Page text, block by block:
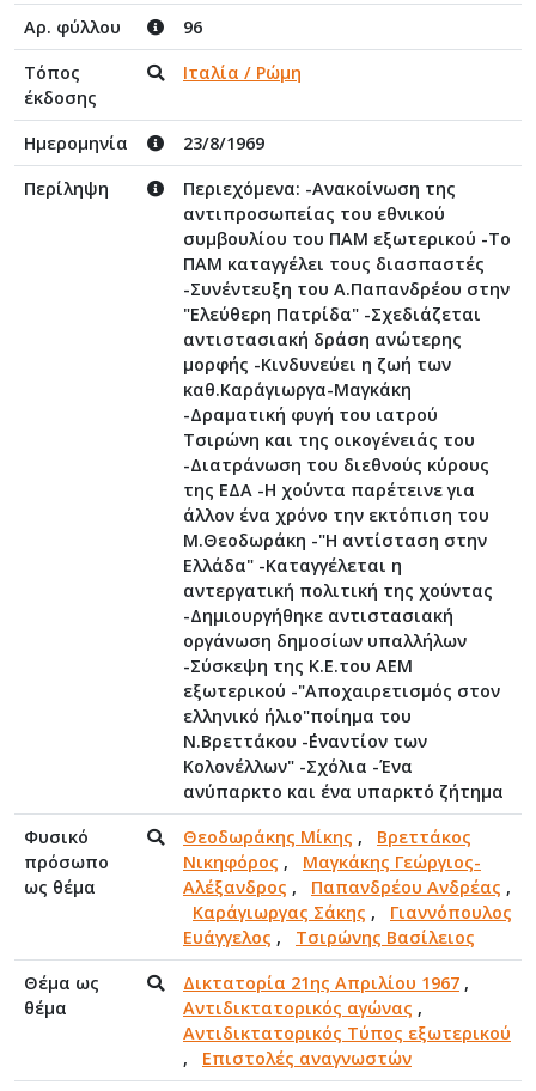
Αρ. φύλλου
96
Τόπος
έκδοσης
Ιταλία / Ρώμη
Ημερομηνία
23/8/1969
Περίληψη
Περιεχόμενα: -Ανακοίνωση της
αντιπροσωπείας του εθνικού
συμβουλίου του ΠΑΜ εξωτερικού -Το
ΠΑΜ καταγγέλει τους διασπαστές
-Συνέντευξη του Α.Παπανδρέου στην
"Ελεύθερη Πατρίδα" -Σχεδιάζεται
αντιστασιακή δράση ανώτερης
μορφής -Κινδυνεύει η ζωή των
καθ.Καράγιωργα-Μαγκάκη
-Δραματική φυγή του ιατρού
Τσιρώνη και της οικογένειάς του
-Διατράνωση του διεθνούς κύρους
της ΕΔΑ -Η χούντα παρέτεινε για
άλλον ένα χρόνο την εκτόπιση του
Μ.Θεοδωράκη -"Η αντίσταση στην
Ελλάδα" -Καταγγέλεται η
αντεργατική πολιτική της χούντας
-Δημιουργήθηκε αντιστασιακή
οργάνωση δημοσίων υπαλλήλων
-Σύσκεψη της Κ.Ε.του ΑΕΜ
εξωτερικού -"Αποχαιρετισμός στον
ελληνικό ήλιο"ποίημα του
Ν.Βρεττάκου -΄΄Εναντίον των
Κολονέλλων" -Σχόλια -Ένα
ανύπαρκτο και ένα υπαρκτό ζήτημα
Φυσικό
πρόσωπο
ως θέμα
Θεοδωράκης Μίκης , Βρεττάκος
Νικηφόρος , Μαγκάκης Γεώργιος-
Αλέξανδρος , Παπανδρέου Ανδρέας ,
Καράγιωργας Σάκης , Γιαννόπουλος
Ευάγγελος , Τσιρώνης Βασίλειος
Θέμα ως
θέμα
Δικτατορία 21ης Απριλίου 1967 ,
Αντιδικτατορικός αγώνας ,
Αντιδικτατορικός Τύπος εξωτερικού
, Επιστολές αναγνωστών